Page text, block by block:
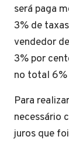
será paga
3% de
vendedor
3% por
no total 6%
Para
necessário
juros que